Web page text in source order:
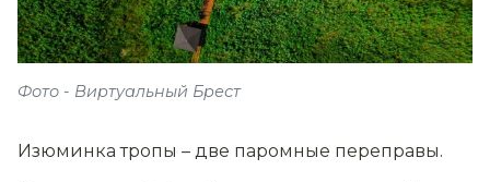
Фото - Виртуальный Брест
Изюминка тропы – две паромные переправы.